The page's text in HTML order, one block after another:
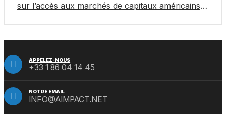
sur l’accès aux marchés de capitaux américains,
APPELEZ-NOUS
+33 1 86 04 14 45
NOTRE EMAIL
INFO@AIMPACT.NET